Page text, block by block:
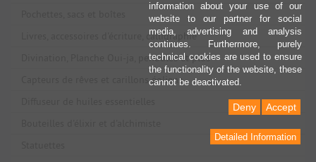
Livres, accessoires d'écriture, calligraphie
Divination, Planche Oui-ja, pendules et plus
Capteurs de rêves et carillons éoliens
information about your use of our
website to our partner for social
media, advertising and analysis
continues. Furthermore, purely
technical cookies are used to ensure
the functionality of the website, these
cannot be deactivated.
Accept
Deny
Detailed Information